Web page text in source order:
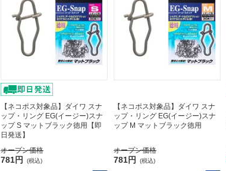
【ネコポス対象品】ダイワ スナ
ップ・リング EG(イージー)スナ
ップ S マットブラック徳用【即
日発送】
オープン価格
781円 (税込)
【ネコポス対象品】ダイワ スナ
ップ・リング EG(イージー)スナ
ップ M マットブラック徳用
オープン価格
781円 (税込)